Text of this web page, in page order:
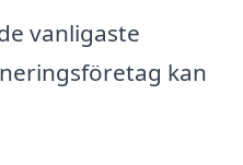
vanligaste
kan